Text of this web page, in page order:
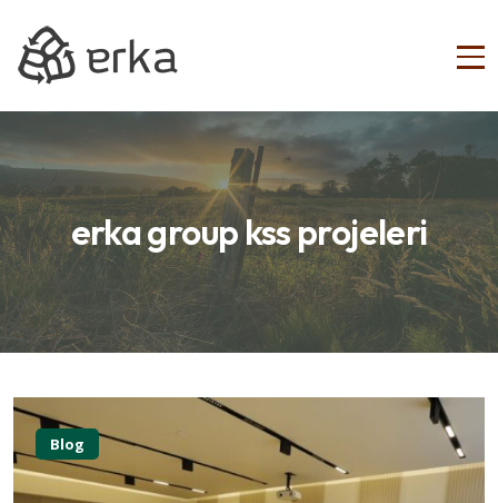
erka group kss projeleri
Blog